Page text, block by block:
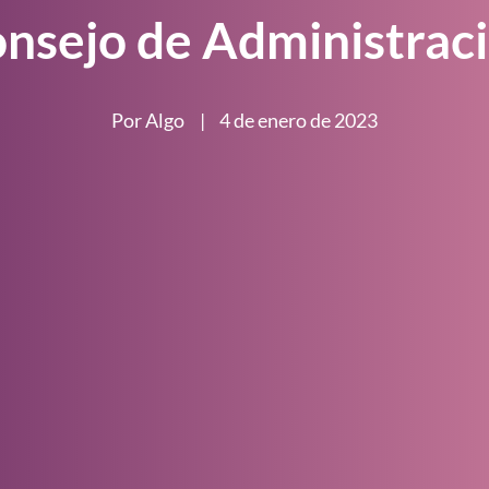
de
Por Algo | 4 de enero de 2023